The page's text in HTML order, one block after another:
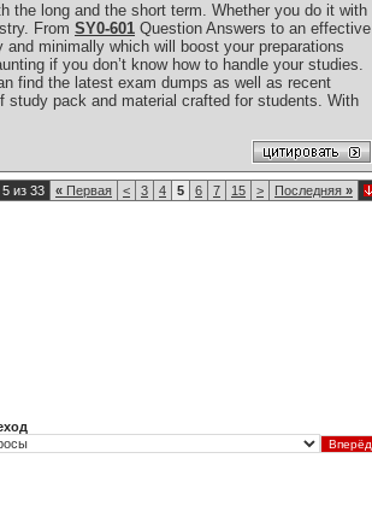
the long and the short term. Whether you do it with
From SY0-601 Question Answers to an effective
minimally which will boost your preparations
if you don’t know how to handle your studies.
find the latest exam dumps as well as recent
study pack and material crafted for students. With
из 33 « Первая < 3 4 5 6 7 15 > Последняя »